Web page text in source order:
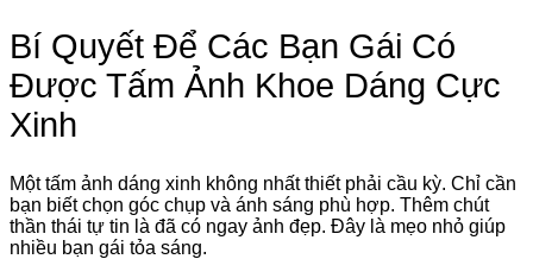
Bí Quyết Để Các Bạn Gái Có
Được Tấm Ảnh Khoe Dáng Cực
Xinh
Một tấm ảnh dáng xinh không nhất thiết phải cầu kỳ. Chỉ cần
bạn biết chọn góc chụp và ánh sáng phù hợp. Thêm chút
thần thái tự tin là đã có ngay ảnh đẹp. Đây là mẹo nhỏ giúp
nhiều bạn gái tỏa sáng.